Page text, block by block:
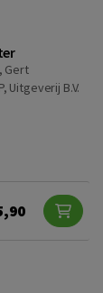
Gert
Uitgeverij B.V.